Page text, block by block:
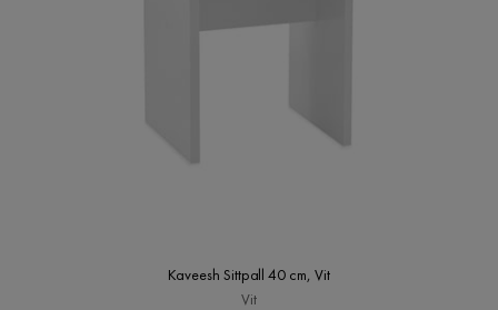
Kaveesh Sittpall 40 cm, Vit
Vit